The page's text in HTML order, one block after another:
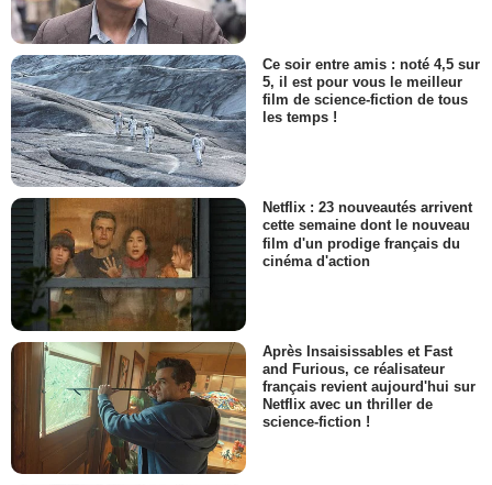
Ce soir entre amis : noté 4,5 sur
5, il est pour vous le meilleur
film de science-fiction de tous
les temps !
Netflix : 23 nouveautés arrivent
cette semaine dont le nouveau
film d'un prodige français du
cinéma d'action
Après Insaisissables et Fast
and Furious, ce réalisateur
français revient aujourd'hui sur
Netflix avec un thriller de
science-fiction !